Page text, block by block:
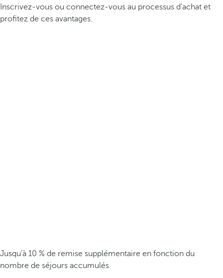
Inscrivez-vous ou connectez-vous au processus d’achat et
profitez de ces avantages.
Jusqu’à 10 % de remise supplémentaire en fonction du
nombre de séjours accumulés